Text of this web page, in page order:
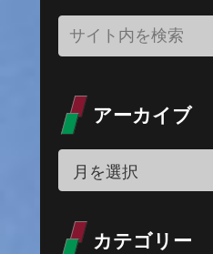
アーカイブ
カテゴリー